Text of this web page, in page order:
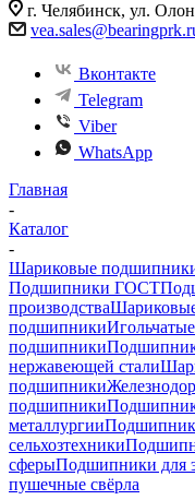
г. Челябинск, ул.
Вконтакте
Telegram
Viber
WhatsApp
Главная
-
Каталог
-
Шариковые
Подшипники ГОСТ
производства
подшипники
подшипники
нержавеющей стали
подшипники
подшипники
металлургии
сельхозтехники
сферыПодшипники для
пушечные свёрла